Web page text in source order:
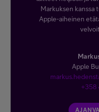
Markuksen kanssa
Apple-aiheinen
Apple
+358